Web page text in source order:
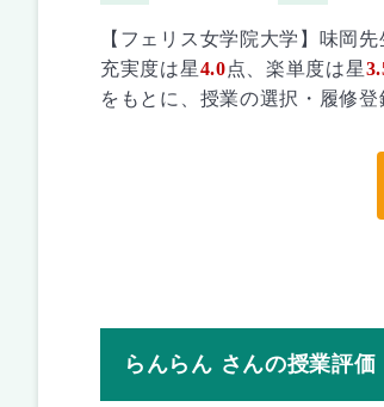
【フェリス女学院大学】味岡
充実度は星4.0点、楽単度は星
をもとに、授業の選択・履修登
らんらん さんの授業評価